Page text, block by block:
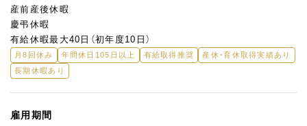
産前産後休暇
慶弔休暇
有給休暇最大40日（初年度10日）
月8回休み 年間休日105日以上 有給取得推奨
産休・育休取得実績あり
長期休暇あり
雇用期間